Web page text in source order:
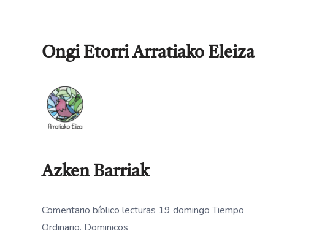
Ongi Etorri Arratiako Eleiza
Azken Barriak
Comentario bíblico lecturas 19 domingo Tiempo
Ordinario. Dominicos